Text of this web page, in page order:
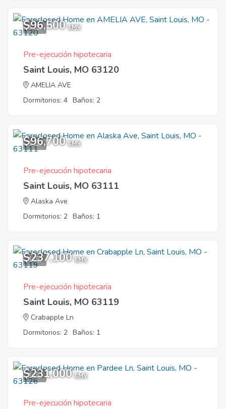
1
$96,500 EMV
Pre-ejecución hipotecaria
Saint Louis, MO 63120
AMELIA AVE
Dormitorios: 4 Baños: 2
1
$96,700 EMV
Pre-ejecución hipotecaria
Saint Louis, MO 63111
Alaska Ave
Dormitorios: 2 Baños: 1
1
$237,100 EMV
Pre-ejecución hipotecaria
Saint Louis, MO 63119
Crabapple Ln
Dormitorios: 2 Baños: 1
1
$231,000 EMV
Pre-ejecución hipotecaria